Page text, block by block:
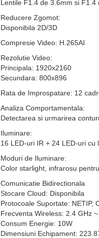
Lentile F1.4 de 3.6mm si F1.4
Reducere Zgomot:
Disponibila 2D/3D
Compresie Video: H.265AI
Rezolutie Video:
Principala: 1920x2160
Secundara: 800x896
Rata de Improspatare: 12
Analiza Comportamentala:
Detectarea si urmarirea
Iluminare:
16 LED-uri IR + 24 LED-uri cu
Moduri de Iluminare:
Color starlight, infrarosu
Comunicatie Bidirectionala
Stocare Cloud: Disponibila
Protocoale Suportate: NETIP,
Frecventa Wireless: 2.4 GHz
Consum Energie: 10W
Dimensiuni Echipament: